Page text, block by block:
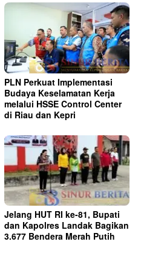
PLN Perkuat Implementasi
Budaya Keselamatan Kerja
melalui HSSE Control Center
di Riau dan Kepri
Jelang HUT RI ke-81, Bupati
dan Kapolres Landak Bagikan
3.677 Bendera Merah Putih